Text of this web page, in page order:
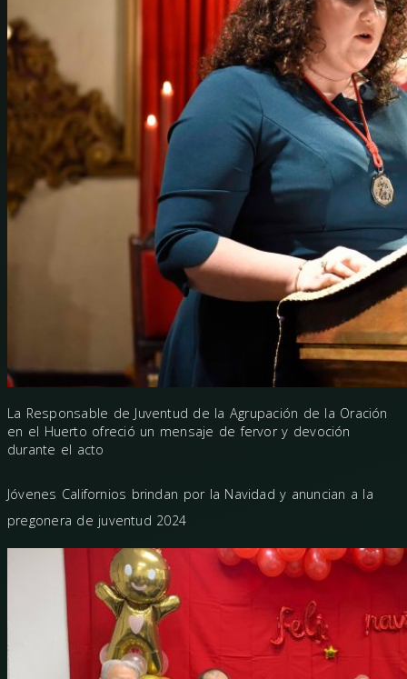
La Responsable de Juventud de la Agrupación de la Oración
en el Huerto ofreció un mensaje de fervor y devoción
durante el acto
Jóvenes Californios brindan por la Navidad y anuncian a la
pregonera de juventud 2024